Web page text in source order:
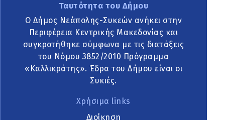
Ταυτότητα του Δήμου
Ο Δήμος Νεάπολης-Συκεών ανήκει στην
Περιφέρεια Κεντρικής Μακεδονίας και
συγκροτήθηκε σύμφωνα με τις διατάξεις
του Νόμου 3852/2010 Πρόγραμμα
«Καλλικράτης». Έδρα του Δήμου είναι οι
Συκιές.
Χρήσιμα links
Διοίκηση